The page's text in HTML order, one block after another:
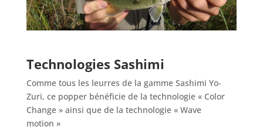
Technologies Sashimi
Comme tous les leurres de la gamme Sashimi Yo-
Zuri, ce popper bénéficie de la technologie « Color
Change » ainsi que de la technologie « Wave
motion »